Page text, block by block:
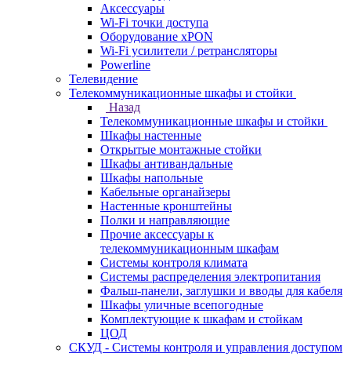
Аксессуары
Wi-Fi точки доступа
Оборудование хPON
Wi-Fi усилители / ретрансляторы
Powerline
Телевидение
Телекоммуникационные шкафы и стойки
Назад
Телекоммуникационные шкафы и стойки
Шкафы настенные
Открытые монтажные стойки
Шкафы антивандальные
Шкафы напольные
Кабельные органайзеры
Настенные кронштейны
Полки и направляющие
Прочие аксессуары к
телекоммуникационным шкафам
Системы контроля климата
Системы распределения электропитания
Фальш-панели, заглушки и вводы для кабеля
Шкафы уличные всепогодные
Комплектующие к шкафам и стойкам
ЦОД
СКУД - Системы контроля и управления доступом